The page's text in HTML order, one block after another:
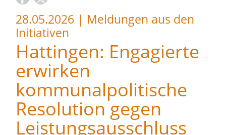
28.05.2026 | Meldungen aus den
Initiativen
Hattingen: Engagierte
erwirken
kommunalpolitische
Resolution gegen
Leistungsausschluss